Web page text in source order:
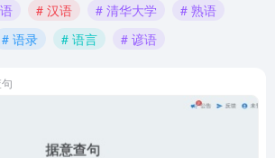
# 汉语 # 清华大学
# 熟语
# 语录 # 语言 # 谚语